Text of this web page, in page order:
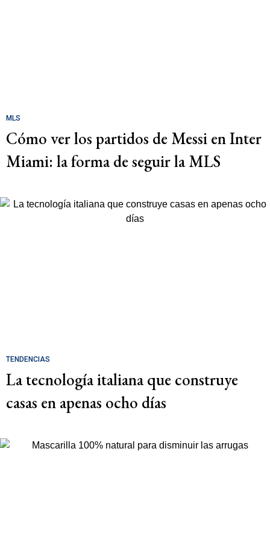
MLS
Cómo ver los partidos de Messi en Inter
Miami: la forma de seguir la MLS
TENDENCIAS
La tecnología italiana que construye
casas en apenas ocho días